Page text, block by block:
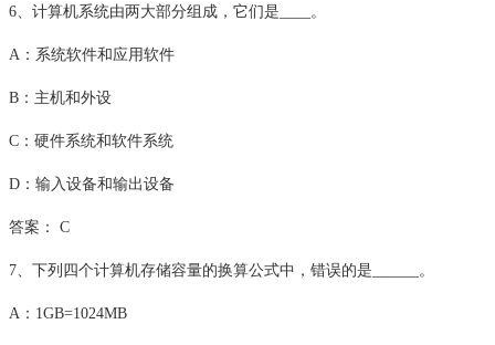
6、计算机系统由两大部分组成，它们是____。
A：系统软件和应用软件
B：主机和外设
C：硬件系统和软件系统
D：输入设备和输出设备
答案： C
7、下列四个计算机存储容量的换算公式中，错误的是______。
A：1GB=1024MB